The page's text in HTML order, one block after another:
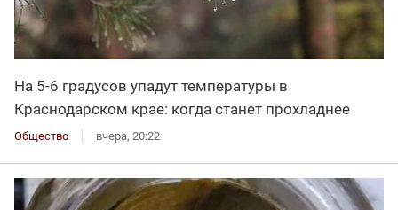
На 5-6 градусов упадут температуры в
Краснодарском крае: когда станет прохладнее
Общество вчера, 20:22